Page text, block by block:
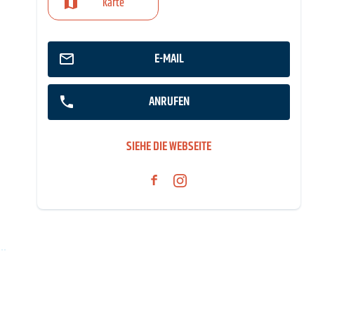
E-MAIL
ANRUFEN
SIEHE DIE WEBSEITE